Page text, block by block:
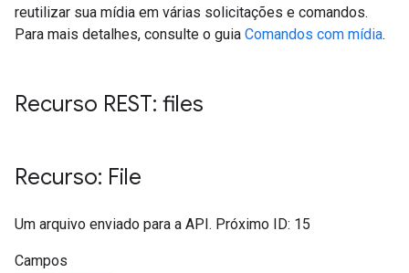
reutilizar sua mídia em várias solicitações e comandos.
Para mais detalhes, consulte o guia Comandos com mídia.
Recurso REST: files
Recurso: File
Um arquivo enviado para a API. Próximo ID: 15
Campos